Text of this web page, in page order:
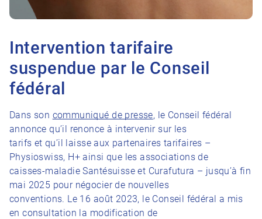
Intervention tarifaire
suspendue par le Conseil
fédéral
Dans son communiqué de presse, le Conseil fédéral
annonce qu’il renonce à intervenir sur les
tarifs et qu’il laisse aux partenaires tarifaires –
Physioswiss, H+ ainsi que les associations de
caisses-maladie Santésuisse et Curafutura – jusqu’à fin
mai 2025 pour négocier de nouvelles
conventions. Le 16 août 2023, le Conseil fédéral a mis
en consultation la modification de